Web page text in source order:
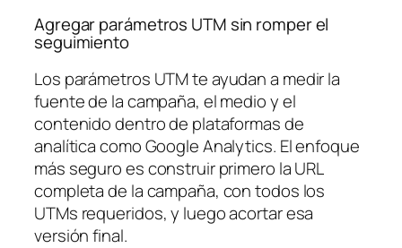
Agregar parámetros UTM sin romper el
seguimiento
Los parámetros UTM te ayudan a medir la
fuente de la campaña, el medio y el
contenido dentro de plataformas de
analítica como Google Analytics. El enfoque
más seguro es construir primero la URL
completa de la campaña, con todos los
UTMs requeridos, y luego acortar esa
versión final.